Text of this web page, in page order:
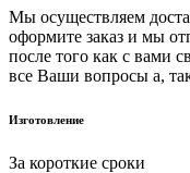
Мы осуществляем
оформите заказ и мы
после того как с вами
все Ваши вопросы а,
Изготовление
За короткие сроки